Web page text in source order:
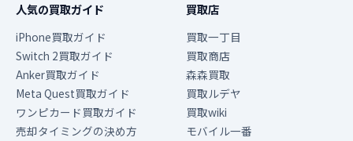
人気の買取ガイド
iPhone買取ガイド
Switch 2買取ガイド
Anker買取ガイド
Meta Quest買取ガイド
ワンピカード買取ガイド
売却タイミングの決め方
買取店
買取一丁目
買取商店
森森買取
買取ルデヤ
買取wiki
モバイル一番